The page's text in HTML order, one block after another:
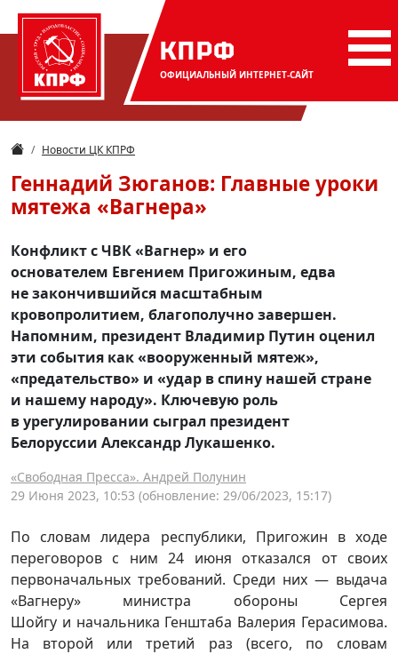
КПРФ
ОФИЦИАЛЬНЫЙ ИНТЕРНЕТ-САЙТ
Новости ЦК КПРФ
Геннадий Зюганов: Главные уроки
мятежа «Вагнера»
Конфликт с ЧВК «Вагнер» и его
основателем Евгением Пригожиным, едва
не закончившийся масштабным
кровопролитием, благополучно завершен.
Напомним, президент Владимир Путин оценил
эти события как «вооруженный мятеж»,
«предательство» и «удар в спину нашей стране
и нашему народу». Ключевую роль
в урегулировании сыграл президент
Белоруссии Александр Лукашенко.
«Свободная Пресса». Андрей Полунин
29 Июня 2023, 10:53 (обновление: 29/06/2023, 15:17)
По словам лидера республики, Пригожин в ходе
переговоров с ним 24 июня отказался от своих
первоначальных требований. Среди них — выдача
«Вагнеру» министра обороны Сергея
Шойгу и начальника Генштаба Валерия Герасимова.
На второй или третий раз (всего, по словам